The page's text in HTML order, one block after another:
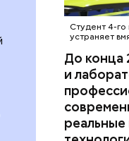
Студент 4-
устраняет
До конца
и
реальные
для
богом».
думала о
кино и